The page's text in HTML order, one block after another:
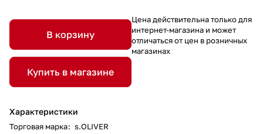
В корзину
Купить в магазине
Характеристики
Торговая марка: s.OLIVER
Цена действительна только для
интернет-магазина и может
отличаться от цен в розничных
магазинах